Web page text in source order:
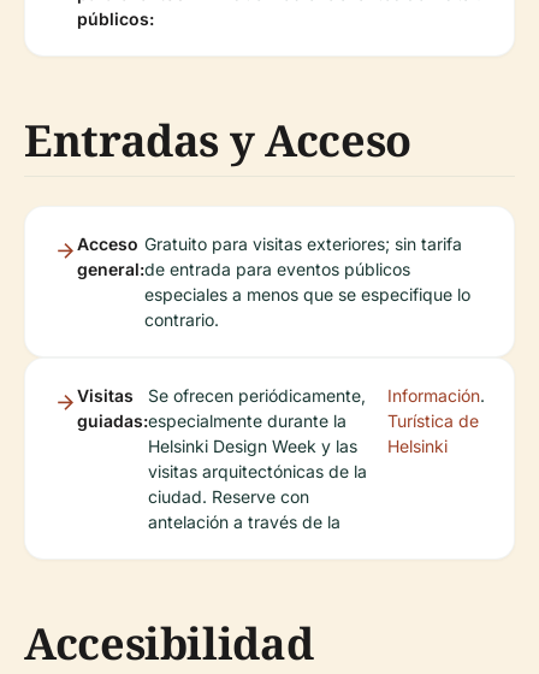
públicos:
Entradas y Acceso
Acceso
general:
Gratuito para visitas exteriores; sin tarifa
de entrada para eventos públicos
especiales a menos que se especifique lo
contrario.
Visitas
guiadas:
Se ofrecen periódicamente,
especialmente durante la
Helsinki Design Week y las
visitas arquitectónicas de la
ciudad. Reserve con
antelación a través de la
Información
Turística de
Helsinki
.
Accesibilidad